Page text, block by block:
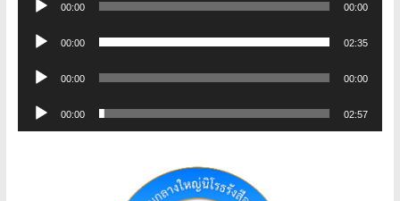
เล่น
ไฟล์
00:00 00:00
เล่น
ไฟล์
00:00 02:35
เล่น
ไฟล์
00:00 00:00
เล่น
00:00 02:57